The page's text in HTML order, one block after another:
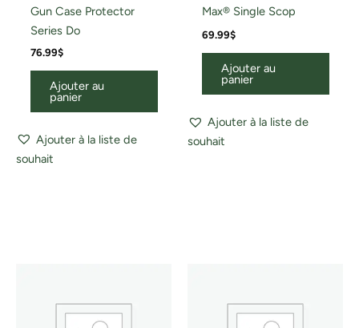
Gun Case Protector
Series Do
76.99$
Ajouter au
panier
Ajouter à la liste de
souhait
Max® Single Scop
69.99$
Ajouter au
panier
Ajouter à la liste de
souhait